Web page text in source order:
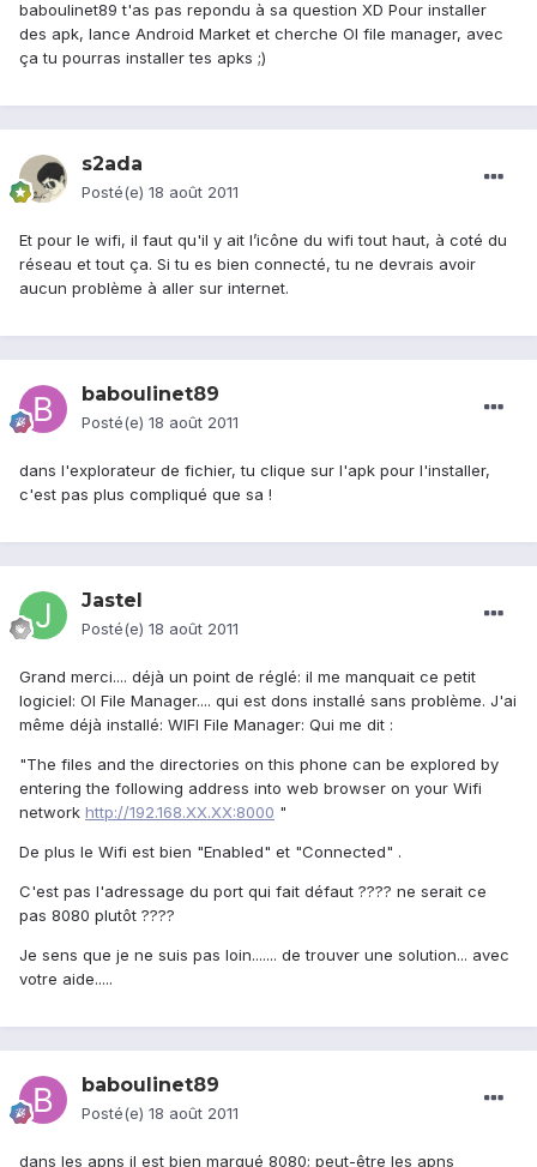
baboulinet89 t'as pas repondu à sa question XD Pour installer
des apk, lance Android Market et cherche OI file manager, avec
ça tu pourras installer tes apks ;)
s2ada
Posté(e) 18 août 2011
Et pour le wifi, il faut qu'il y ait l’icône du wifi tout haut, à coté du
réseau et tout ça. Si tu es bien connecté, tu ne devrais avoir
aucun problème à aller sur internet.
baboulinet89
Posté(e) 18 août 2011
dans l'explorateur de fichier, tu clique sur l'apk pour l'installer,
c'est pas plus compliqué que sa !
Jastel
Posté(e) 18 août 2011
Grand merci.... déjà un point de réglé: il me manquait ce petit
logiciel: OI File Manager.... qui est dons installé sans problème. J'ai
même déjà installé: WIFI File Manager: Qui me dit :
"The files and the directories on this phone can be explored by
entering the following address into web browser on your Wifi
network http://192.168.XX.XX:8000 "
De plus le Wifi est bien "Enabled" et "Connected" .
C'est pas l'adressage du port qui fait défaut ???? ne serait ce
pas 8080 plutôt ????
Je sens que je ne suis pas loin....... de trouver une solution... avec
votre aide.....
baboulinet89
Posté(e) 18 août 2011
dans les apns il est bien marqué 8080; peut-être les apns